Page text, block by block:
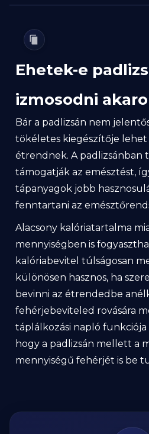
Ehetek-e
izmosodni
Bár a padlizsán nem
tökéletes kiegészítője
étrendnek. A padlizsánban
támogatják az emésztést,
tápanyagok jobb
fenntartani az
Alacsony kalóriatartalma
mennyiségben is
kalóriabevitel túlságosan
különösen hasznos, ha
bevinni az étrendedbe
fehérjebeviteled rovására
táplálkozási napló
hogy a padlizsán mellett a
mennyiségű fehérjét is be